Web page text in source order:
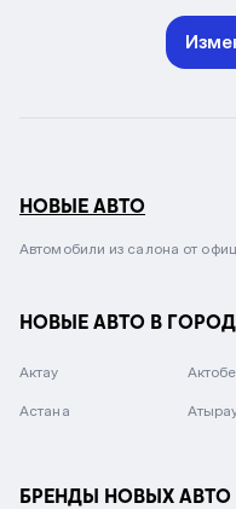
НОВЫЕ АВТО
Автомобили из салона от
НОВЫЕ АВТО В
Актау Актобе
Астана
БРЕНДЫ НОВЫХ АВТО